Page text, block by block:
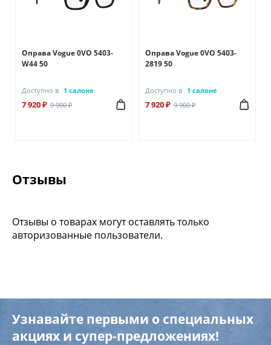
Оправа Vogue 0VO 5403-
W44 50
Доступно в 1 салоне
7 920 ₽ 9 900 ₽
Оправа Vogue 0VO 5403-
2819 50
Доступно в 1 салоне
7 920 ₽ 9 900 ₽
Отзывы
Отзывы о товарах могут оставлять только
авторизованные пользователи.
Узнавайте первыми о специальных
акциях и супер-предложениях!